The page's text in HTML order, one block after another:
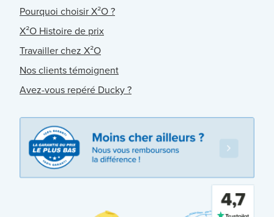
Pourquoi choisir X²O ?
X²O Histoire de prix
Travailler chez X²O
Nos clients témoignent
Avez-vous repéré Ducky ?